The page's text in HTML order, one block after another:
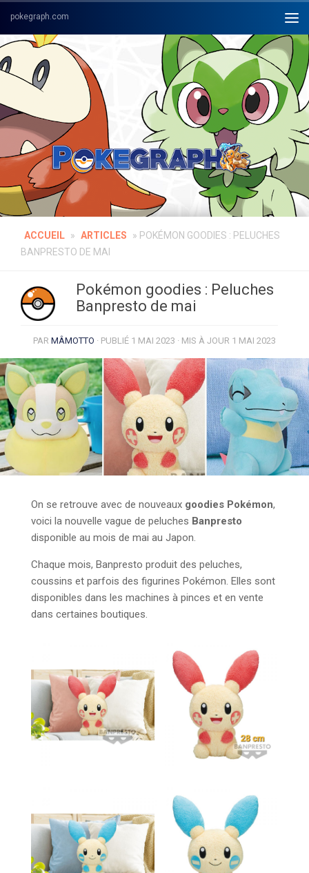
Skip to content
ACCUEIL » ARTICLES » POKÉMON GOODIES : PELUCHES
BANPRESTO DE MAI
Pokémon goodies : Peluches
Banpresto de mai
PAR MÂMOTTO · PUBLIÉ 1 MAI 2023 · MIS À JOUR 1 MAI 2023
On se retrouve avec de nouveaux goodies Pokémon,
voici la nouvelle vague de peluches Banpresto
disponible au mois de mai au Japon.
Chaque mois, Banpresto produit des peluches,
coussins et parfois des figurines Pokémon. Elles sont
disponibles dans les machines à pinces et en vente
dans certaines boutiques.